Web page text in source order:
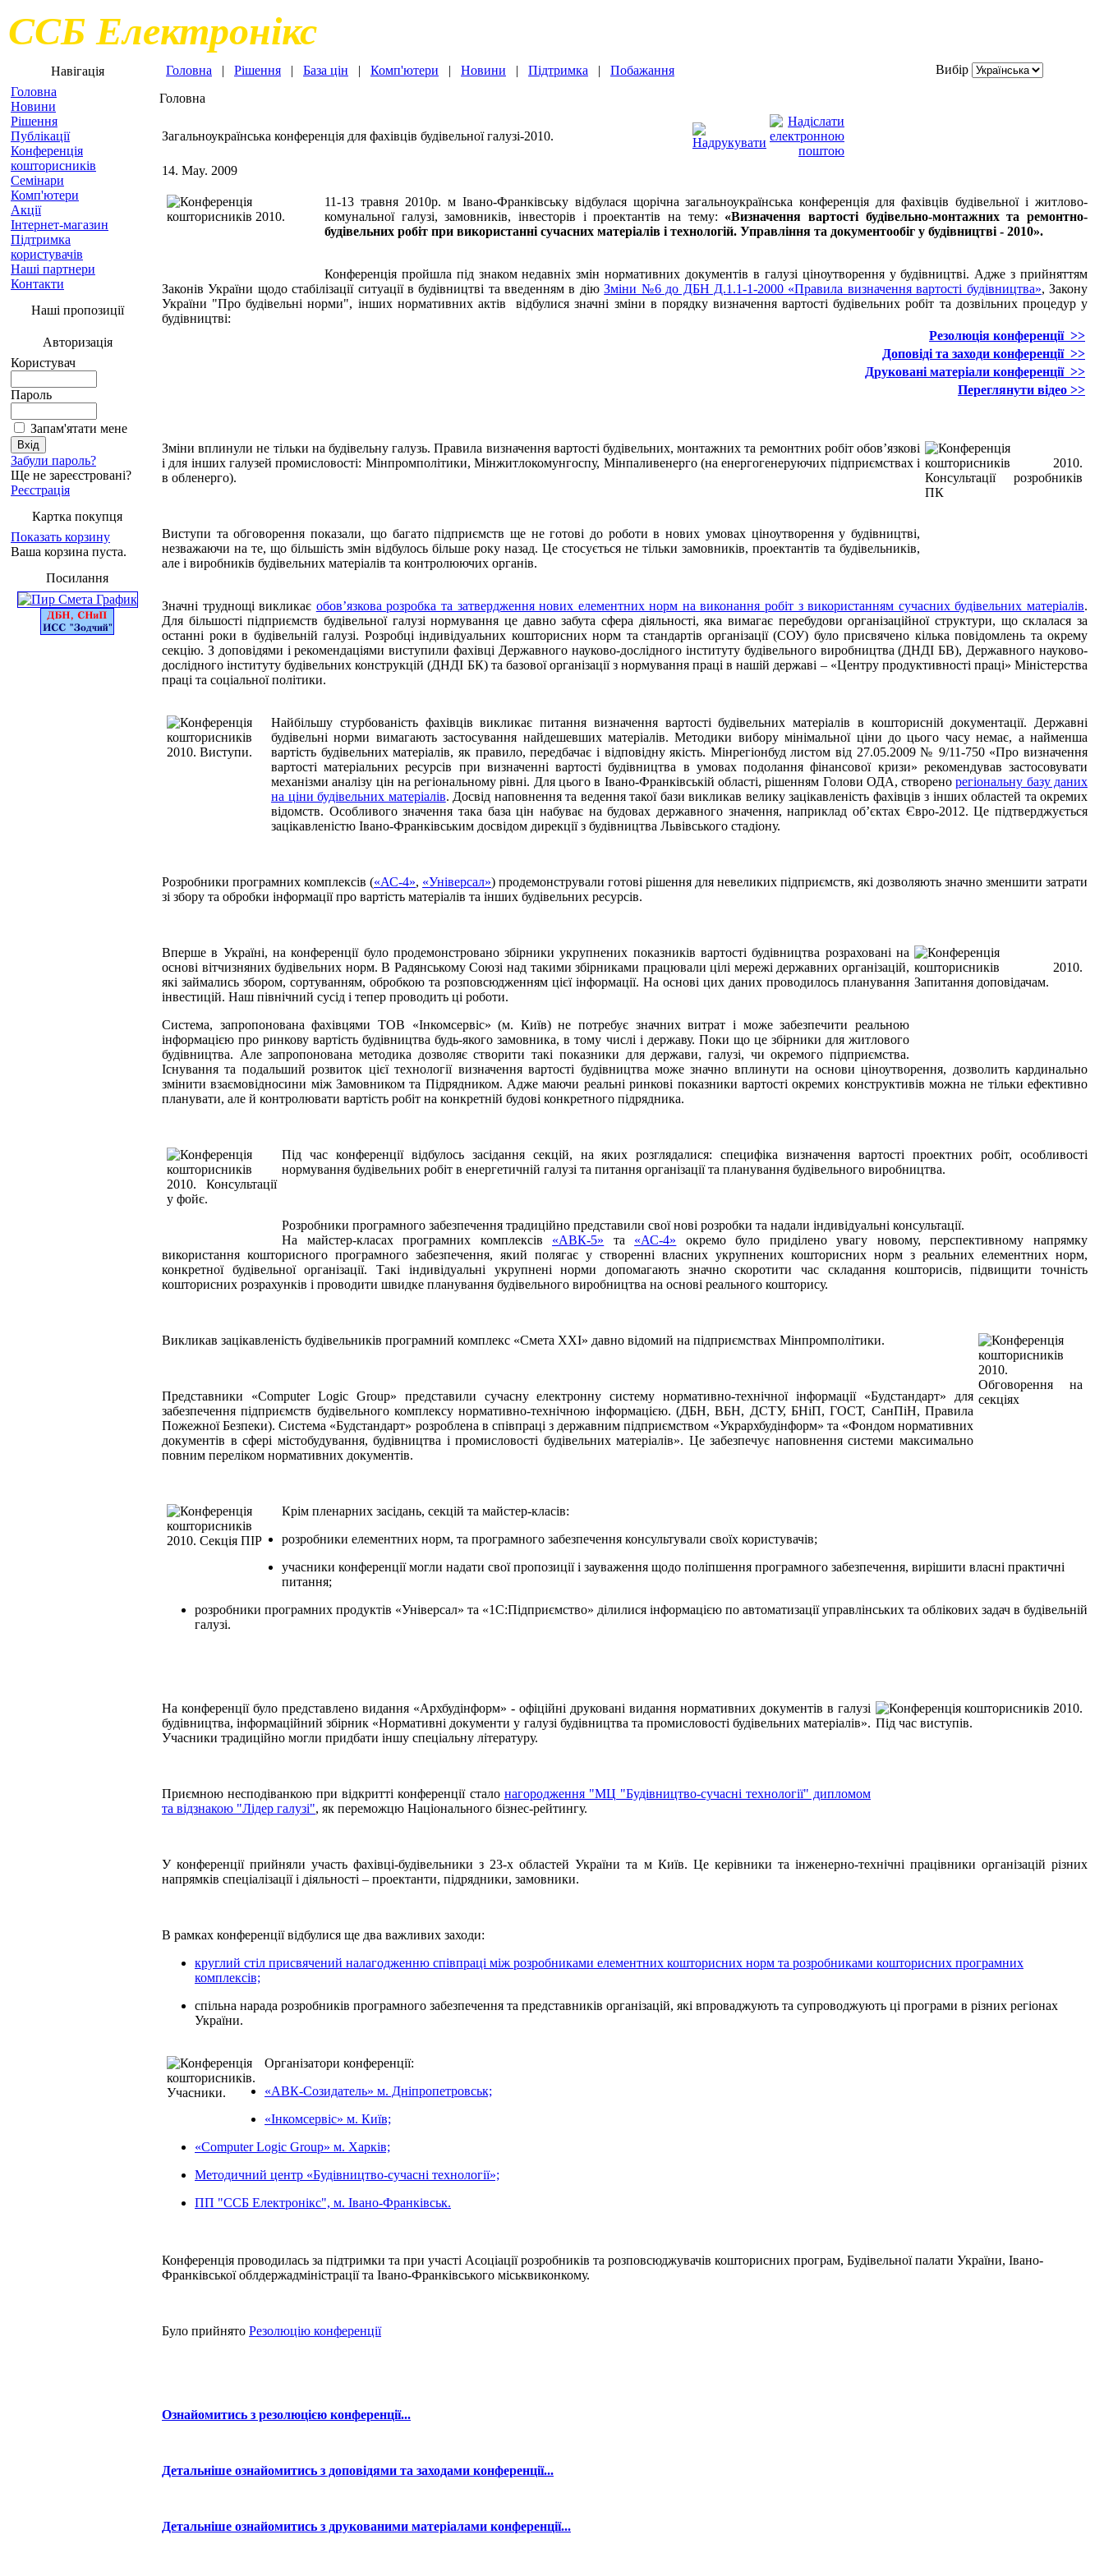
ССБ Електронікс
Навігація
Головна
Новини
Рішення
Публікації
Конференція
кошторисників
Семінари
Комп'ютери
Акції
Інтернет-магазин
Підтримка
користувачів
Наші партнери
Контакти
Наші пропозиції
Авторизація
Користувач
Пароль
Запам'ятати мене
Забули пароль?
Ще не зареєстровані?
Реєстрація
Картка покупця
Показать корзину
Ваша корзина пуста.
Посилання
Головна | Рішення | База цін | Комп'ютери | Новини | Підтримка | Побажання Вибір
Головна
Загальноукраїнська конференція для фахівців будівельної галузі-2010.
14. May. 2009
11-13 травня 2010р. м Івано-Франківську відбулася щорічна загальноукраїнська конференція для фахівців будівельної і житлово-
комунальної галузі, замовників, інвесторів і проектантів на тему: «Визначення вартості будівельно-монтажних та ремонтно-
будівельних робіт при використанні сучасних матеріалів і технологій. Управління та документообіг у будівництві - 2010».
Конференція пройшла під знаком недавніх змін нормативних документів в галузі ціноутворення у будівництві. Адже з прийняттям
Законів України щодо стабілізації ситуації в будівництві та введенням в діюЗміни №6 до ДБН Д.1.1-1-2000 «Правила визначення вартості будівництва», Закону
України "Про будівельні норми", інших нормативних актів відбулися значні зміни в порядку визначення вартості будівельних робіт та дозвільних процедур у
будівництві:
Резолюція конференції>>
Доповіді та заходи конференції>>
Друковані матеріали конференції>>
Переглянути відео >>
Зміни вплинули не тільки на будівельну галузь. Правила визначення вартості будівельних, монтажних та ремонтних робіт обов’язкові
і для інших галузей промисловості: Мінпромполітики, Мінжитлокомунгоспу, Мінпаливенерго (на енергогенеруючих підприємствах і
в обленерго).
Виступи та обговорення показали, що багато підприємств ще не готові до роботи в нових умовах ціноутворення у будівництві,
незважаючи на те, що більшість змін відбулось більше року назад. Це стосується не тільки замовників, проектантів та будівельників,
але і виробників будівельних матеріалів та контролюючих органів.
Значні труднощі викликає обов’язкова розробка та затвердження нових елементних норм на виконання робіт з використанням сучасних будівельних матеріалів.
Для більшості підприємств будівельної галузі нормування це давно забута сфера діяльності, яка вимагає перебудови організаційної структури, що склалася за
останні роки в будівельній галузі. Розробці індивідуальних кошторисних норм та стандартів організації (СОУ) було присвячено кілька повідомлень та окрему
секцію. З доповідями і рекомендаціями виступили фахівці Державного науково-дослідного інституту будівельного виробництва (ДНДІ БВ), Державного науково-
дослідного інституту будівельних конструкцій (ДНДІ БК) та базової організації з нормування праці в нашій державі – «Центру продуктивності праці» Міністерства
праці та соціальної політики.
Найбільшу стурбованість фахівців викликає питання визначення вартості будівельних матеріалів в кошторисній документації. Державні
будівельні норми вимагають застосування найдешевших матеріалів. Методики вибору мінімальної ціни до цього часу немає, а найменша
вартість будівельних матеріалів, як правило, передбачає і відповідну якість. Мінрегіонбуд листом від 27.05.2009 № 9/11-750 «Про визначення
вартості матеріальних ресурсів при визначенні вартості будівництва в умовах подолання фінансової кризи» рекомендував застосовувати
механізми аналізу цін на регіональному рівні. Для цього в Івано-Франківській області, рішенням Голови ОДА, створенорегіональну базу даних
на ціни будівельних матеріалів. Досвід наповнення та ведення такої бази викликав велику зацікавленість фахівців з інших областей та окремих
відомств. Особливого значення така база цін набуває на будовах державного значення, наприклад об’єктах Євро-2012. Це підтверджується
зацікавленістю Івано-Франківським досвідом дирекції з будівництва Львівського стадіону.
Розробники програмних комплексів («АС-4», «Універсал») продемонстрували готові рішення для невеликих підприємств, які дозволяють значно зменшити затрати
зі збору та обробки інформації про вартість матеріалів та інших будівельних ресурсів.
Вперше в Україні, на конференції було продемонстровано збірники укрупнених показників вартості будівництва розраховані на
основі вітчизняних будівельних норм. В Радянському Союзі над такими збірниками працювали цілі мережі державних організацій,
які займались збором, сортуванням, обробкою та розповсюдженням цієї інформації. На основі цих даних проводилось планування
інвестицій. Наш північний сусід і тепер проводить ці роботи.
Система, запропонована фахівцями ТОВ «Інкомсервіс» (м. Київ) не потребує значних витрат і може забезпечити реальною
інформацією про ринкову вартість будівництва будь-якого замовника, в тому числі і державу. Поки що це збірники для житлового
будівництва. Але запропонована методика дозволяє створити такі показники для держави, галузі, чи окремого підприємства.
Існування та подальший розвиток цієї технології визначення вартості будівництва може значно вплинути на основи ціноутворення, дозволить кардинально
змінити взаємовідносини між Замовником та Підрядником. Адже маючи реальні ринкові показники вартості окремих конструктивів можна не тільки ефективно
планувати, але й контролювати вартість робіт на конкретній будові конкретного підрядника.
Під час конференції відбулось засідання секцій, на яких розглядалися: специфіка визначення вартості проектних робіт, особливості
нормування будівельних робіт в енергетичній галузі та питання організації та планування будівельного виробництва.
Розробники програмного забезпечення традиційно представили свої нові розробки та надали індивідуальні консультації.
На майстер-класах програмних комплексів «АВК-5» та «АС-4» окремо було приділено увагу новому, перспективному напрямку
використання кошторисного програмного забезпечення, який полягає у створенні власних укрупнених кошторисних норм з реальних елементних норм,
конкретної будівельної організації. Такі індивідуальні укрупнені норми допомагають значно скоротити час складання кошторисів, підвищити точність
кошторисних розрахунків і проводити швидке планування будівельного виробництва на основі реального кошторису.
Викликав зацікавленість будівельників програмний комплекс «Смета ХХІ» давно відомий на підприємствах Мінпромполітики.
Представники «Computer Logic Group» представили сучасну електронну систему нормативно-технічної інформації «Будстандарт» для
забезпечення підприємств будівельного комплексу нормативно-технічною інформацією. (ДБН, ВБН, ДСТУ, БНіП, ГОСТ, СанПіН, Правила
Пожежної Безпеки). Система «Будстандарт» розроблена в співпраці з державним підприємством «Укрархбудінформ» та «Фондом нормативних
документів в сфері містобудування, будівництва і промисловості будівельних матеріалів». Це забезпечує наповнення системи максимально
повним переліком нормативних документів.
Крім пленарних засідань, секцій та майстер-класів:
розробники елементних норм, та програмного забезпечення консультували своїх користувачів;
учасники конференції могли надати свої пропозиції і зауваження щодо поліпшення програмного забезпечення, вирішити власні практичні
питання;
розробники програмних продуктів «Універсал» та «1С:Підприємство» ділилися інформацією по автоматизації управлінських та облікових задач в будівельній
галузі.
На конференції було представлено видання «Архбудінформ» - офіційні друковані видання нормативних документів в галузі
будівництва, інформаційний збірник «Нормативні документи у галузі будівництва та промисловості будівельних матеріалів».
Учасники традиційно могли придбати іншу спеціальну літературу.
Приємною несподіванкою при відкритті конференції стало нагородження "МЦ "Будівництво-сучасні технології" дипломом
та відзнакою "Лідер галузі", як переможцю Національного бізнес-рейтингу.
У конференції прийняли участь фахівці-будівельники з 23-х областей України та м Київ. Це керівники та інженерно-технічні працівники організацій різних
напрямків спеціалізації і діяльності – проектанти, підрядники, замовники.
В рамках конференції відбулися ще два важливих заходи:
круглий стіл присвячений налагодженню співпраці між розробниками елементних кошторисних норм та розробниками кошторисних програмних
комплексів;
спільна нарада розробників програмного забезпечення та представників організацій, які впроваджують та супроводжують ці програми в різних регіонах
України.
Організатори конференції:
«АВК-Созидатель» м. Дніпропетровськ;
«Інкомсервіс» м. Київ;
«Computer Logic Group» м. Харків;
Методичний центр «Будівництво-сучасні технології»;
ПП "ССБ Електронікс", м. Івано-Франківськ.
Конференція проводилась за підтримки та при участі Асоціації розробників та розповсюджувачів кошторисних програм, Будівельної палати України, Івано-
Франківської облдержадміністрації та Івано-Франківського міськвиконкому.
Було прийнято Резолюцію конференції
Ознайомитись з резолюцією конференції...
Детальніше ознайомитись з доповідями та заходами конференції...
Детальніше ознайомитись з друкованими матеріалами конференції...